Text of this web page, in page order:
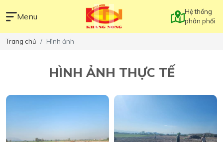
Menu
Hệ thống
phân phối
Trang chủ Hình ảnh
HÌNH ẢNH THỰC TẾ